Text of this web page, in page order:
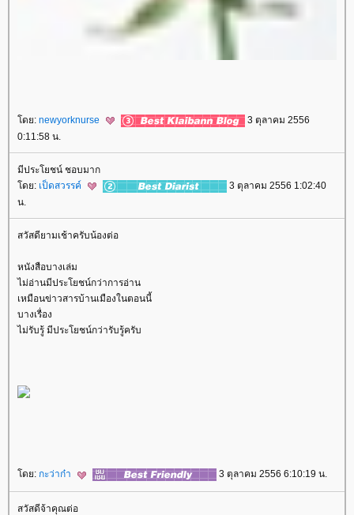
ดย: newyorknurse
3 ตุลาคม 2556
0:11:58 น.
มีประโยชน์ ชอบมาก
ดย: เป็ดสวรรค์
3 ตุลาคม 2556 1:02:40
น.
สวัสดียามเช้าครับน้องต่อ
หนังสือบางเล่ม
ไม่อ่านมีประโยชน์กว่าการอ่าน
เหมือนข่าวสารบ้านเมืองในตอนนี้
บางเรื่อง
ไม่รับรู้ มีประโยชน์กว่ารับรู้ครับ
ดย: กะว่าก๋า 3 ตุลาคม 2556 6:10:19 น.
สวัสดีจ้าคุณต่อ